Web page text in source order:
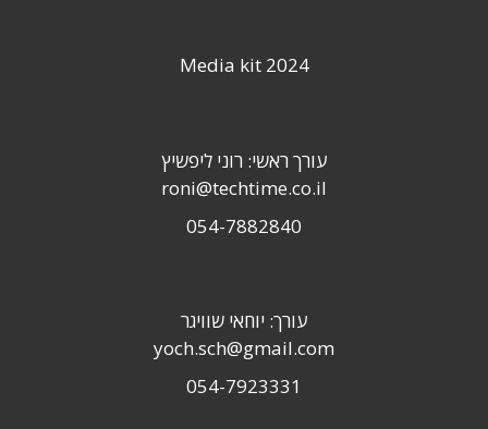
Media kit 2024
עורך ראשי: רוני ליפשיץ
roni@techtime.co.il
054-7882840
עורך: יוחאי שוויגר
yoch.sch@gmail.com
054-7923331